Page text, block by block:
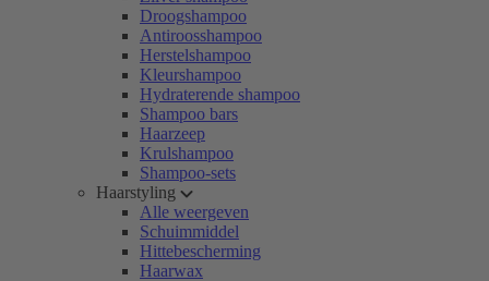
Droogshampoo
Antiroosshampoo
Herstelshampoo
Kleurshampoo
Hydraterende shampoo
Shampoo bars
Haarzeep
Krulshampoo
Shampoo-sets
Haarstyling
Alle weergeven
Schuimmiddel
Hittebescherming
Haarwax